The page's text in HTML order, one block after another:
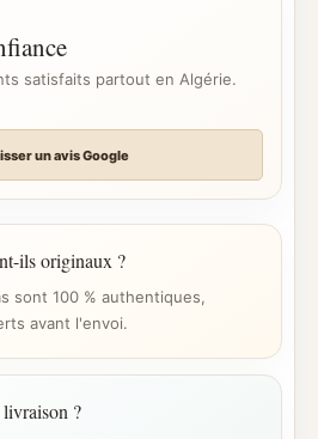
satisfaits partout en Algérie.
un avis Google
ils originaux ?
sont 100 % authentiques,
avant l'envoi.
livraison ?